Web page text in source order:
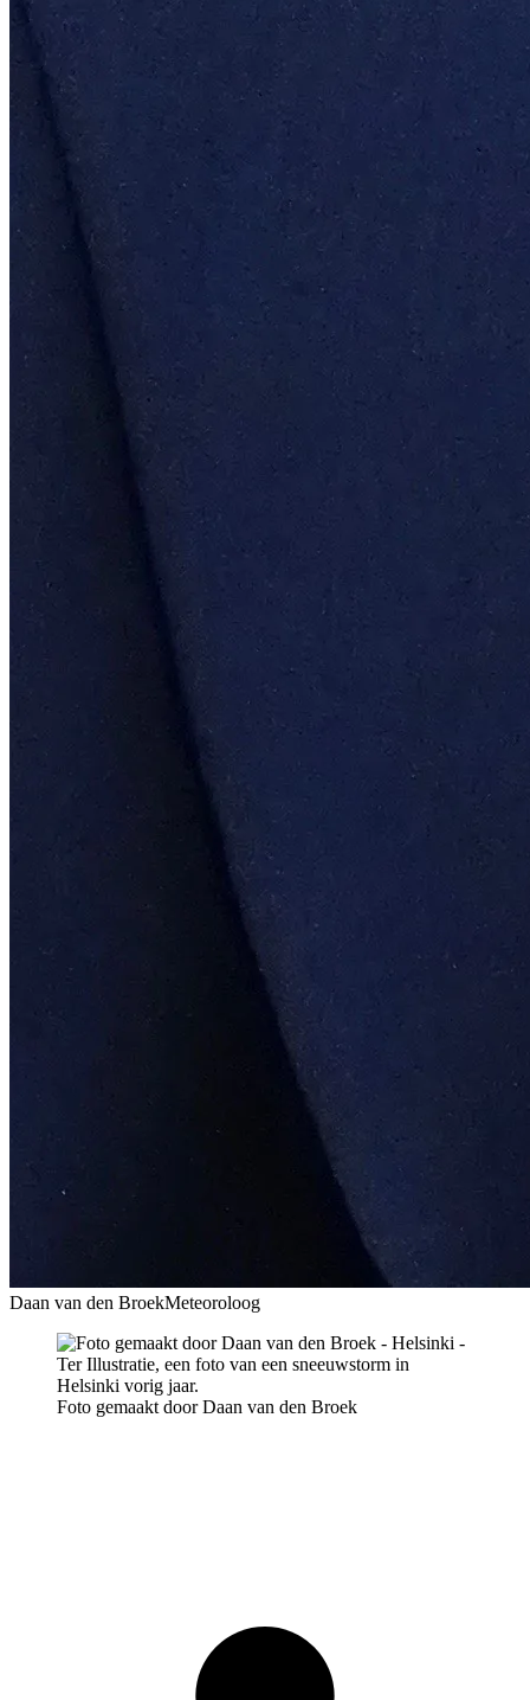
Daan van den BroekMeteoroloog
Foto gemaakt door Daan van den Broek